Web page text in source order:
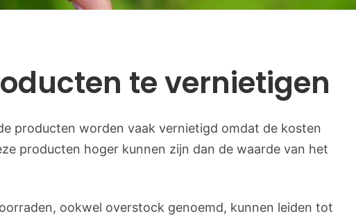
te vernietigen
producten worden vaak vernietigd omdat de kosten
producten hoger kunnen zijn dan de waarde van het
ookwel overstock genoemd, kunnen leiden tot